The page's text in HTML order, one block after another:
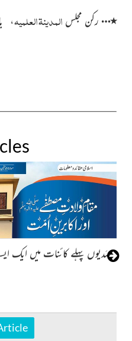
٭… رکن مجلس المدینۃ العلمیہ،
صَدیوں پہلے کائنات میں ایک